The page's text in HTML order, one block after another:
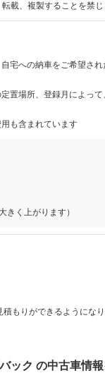
載、複製することを禁じ
宅への納車をご希望さ
置場所、登録月によっ
も含まれています
きく上がります）
もりができるようになり
ック の中古車情報